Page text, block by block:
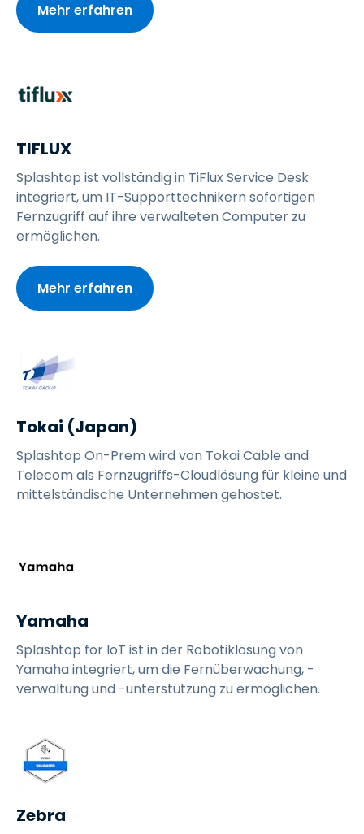
Mehr erfahren
TIFLUX
Splashtop ist vollständig in TiFlux Service Desk
integriert, um IT-Supporttechnikern sofortigen
Fernzugriff auf ihre verwalteten Computer zu
ermöglichen.
Mehr erfahren
Tokai (Japan)
Splashtop On-Prem wird von Tokai Cable and
Telecom als Fernzugriffs-Cloudlösung für kleine und
mittelständische Unternehmen gehostet.
Yamaha
Splashtop for IoT ist in der Robotiklösung von
Yamaha integriert, um die Fernüberwachung, -
verwaltung und -unterstützung zu ermöglichen.
Zebra